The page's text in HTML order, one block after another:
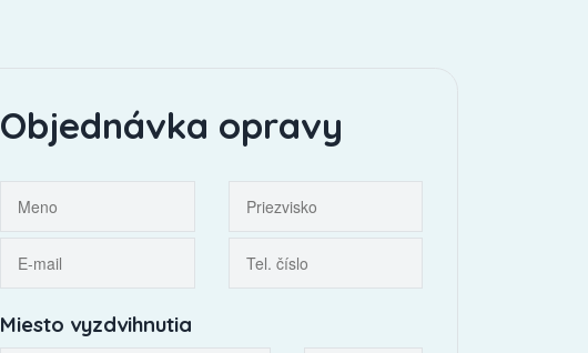
Objednávka opravy
Miesto vyzdvihnutia